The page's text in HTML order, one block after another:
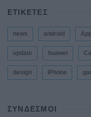
ΕΤΙΚΕΤΕΣ
news android
update huawei
design iPhone
ΣΎΝΔΕΣΜΟΙ